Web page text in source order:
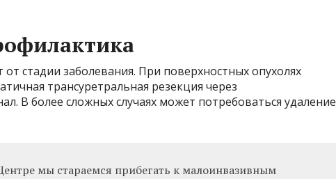
от стадии заболевания. При поверхностных опухолях
трансуретральная резекция через
В более сложных случаях может потребоваться удаление
мы стараемся прибегать к малоинвазивным